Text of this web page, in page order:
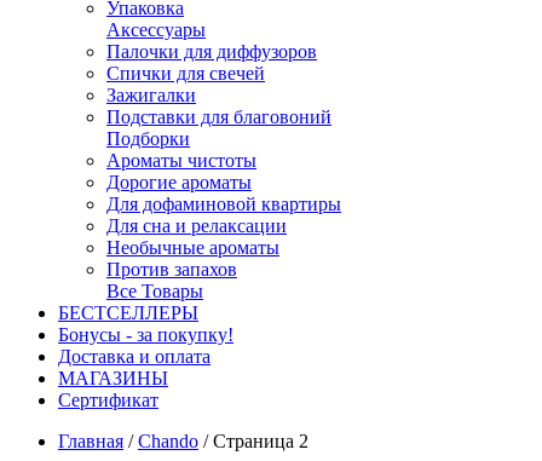
Упаковка
Аксессуары
Палочки для диффузоров
Спички для свечей
Зажигалки
Подставки для благовоний
Подборки
Ароматы чистоты
Дорогие ароматы
Для дофаминовой квартиры
Для сна и релаксации
Необычные ароматы
Против запахов
Все Товары
БЕСТСЕЛЛЕРЫ
Бонусы - за покупку!
Доставка и оплата
МАГАЗИНЫ
Cертификат
Главная /Chando /Страница 2